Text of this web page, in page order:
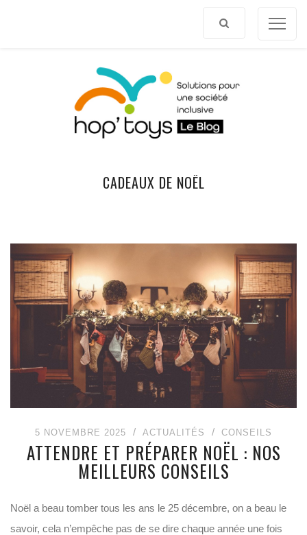
CADEAUX DE NOËL
5 NOVEMBRE 2025 ACTUALITÉS CONSEILS
ATTENDRE ET PRÉPARER NOËL : NOS
MEILLEURS CONSEILS
Noël a beau tomber tous les ans le 25 décembre, on a beau le
savoir, cela n’empêche pas de se dire chaque année une fois